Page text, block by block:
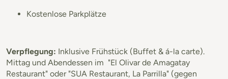
Kostenlose Parkplätze
Verpflegung: Inklusive Frühstück (Buffet & á-la carte).
Mittag und Abendessen im "El Olivar de Amagatay
Restaurant" oder "SUA Restaurant, La Parrilla" (gegen